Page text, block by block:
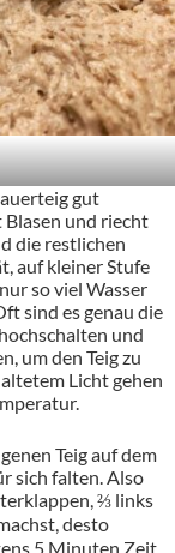
gut
Blasen und riecht
die restlichen
auf kleiner Stufe
so viel Wasser
sind es genau die
und
um den Teig zu
Licht gehen
Teig auf dem
sich falten. Also
⅔ links
desto
5 Minuten Zeit